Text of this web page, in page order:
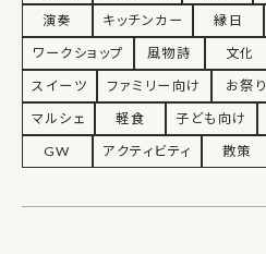
演奏
キッチンカー 縁日
ワークショップ
風物詩 文化
スイーツ
ファミリー向け お祭り
マルシェ
軽食 子ども向け
GW
アクティビティ 散策